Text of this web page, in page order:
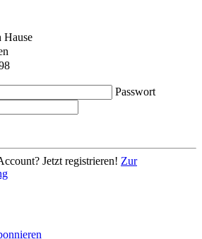
Hause
Passwort
Jetzt registrieren! Zur